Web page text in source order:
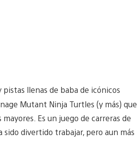
llenas de baba de icónicos
Mutant Ninja Turtles (y más) que
Es un juego de carreras de
divertido trabajar, pero aun más